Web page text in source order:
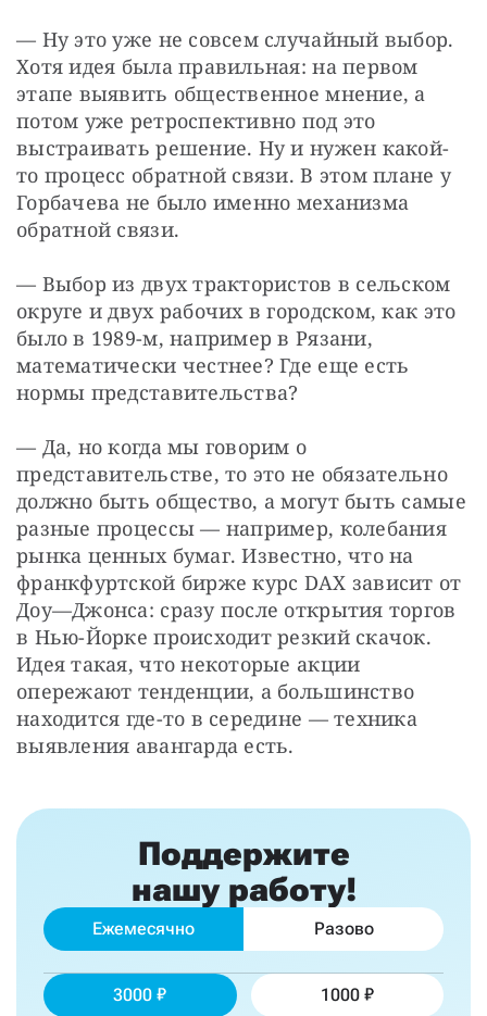
— Ну это уже не совсем случайный выбор.
Хотя идея была правильная: на первом
этапе выявить общественное мнение, а
потом уже ретроспективно под это
выстраивать решение. Ну и нужен какой-
то процесс обратной связи. В этом плане у
Горбачева не было именно механизма
обратной связи.
— Выбор из двух трактористов в сельском
округе и двух рабочих в городском, как это
было в 1989-м, например в Рязани,
математически честнее? Где еще есть
нормы представительства?
— Да, но когда мы говорим о
представительстве, то это не обязательно
должно быть общество, а могут быть самые
разные процессы — например, колебания
рынка ценных бумаг. Известно, что на
франкфуртской бирже курс DAX зависит от
Доу—Джонса: сразу после открытия торгов
в Нью-Йорке происходит резкий скачок.
Идея такая, что некоторые акции
опережают тенденции, а большинство
находится где-то в середине — техника
выявления авангарда есть.
Поддержите
нашу работу!
Ежемесячно Разово
3000 1000